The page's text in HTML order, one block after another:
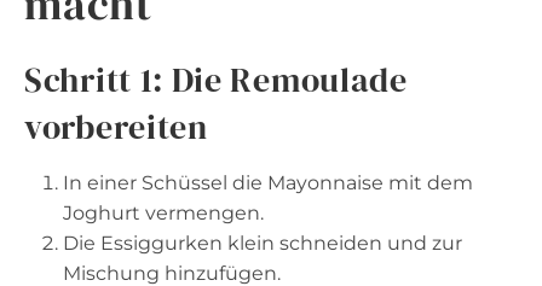
Schritt 1: Die Remoulade
vorbereiten
In einer Schüssel die Mayonnaise mit dem
Joghurt vermengen.
Die Essiggurken klein schneiden und zur
Mischung hinzufügen.